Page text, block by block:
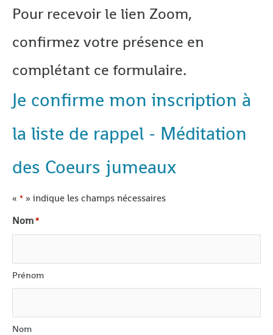
Pour recevoir le lien Zoom,
confirmez votre présence en
complétant ce formulaire.
Je confirme mon inscription à
la liste de rappel - Méditation
des Coeurs jumeaux
« * » indique les champs nécessaires
Nom*
Prénom
Nom